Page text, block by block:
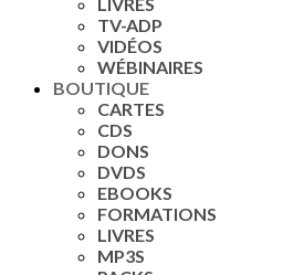
TV-ADP
VIDÉOS
WÉBINAIRES
BOUTIQUE
CARTES
CDS
DONS
DVDS
EBOOKS
FORMATIONS
LIVRES
MP3S